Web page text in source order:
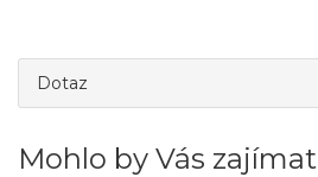
Dotaz
Mohlo by Vás zajímat